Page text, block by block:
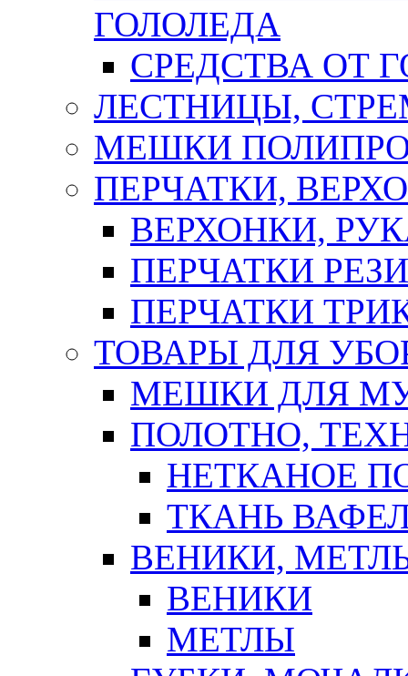
ГОЛОЛЕДА
СРЕДСТВА ОТ
ЛЕСТНИЦЫ,
МЕШКИ
ПЕРЧАТКИ,
ВЕРХОНКИ,
ПЕРЧАТКИ
ПЕРЧАТКИ
ТОВАРЫ ДЛЯ
МЕШКИ ДЛЯ
ПОЛОТНО,
НЕТКАНОЕ
ТКАНЬ
ВЕНИКИ,
ВЕНИКИ
МЕТЛЫ